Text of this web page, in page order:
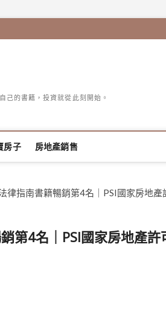
己的書籍，投資就從此刻開始。
房子 房地產銷售
律指南書籍暢銷第4名｜PSI國家房地
第4名｜PSI國家房地產